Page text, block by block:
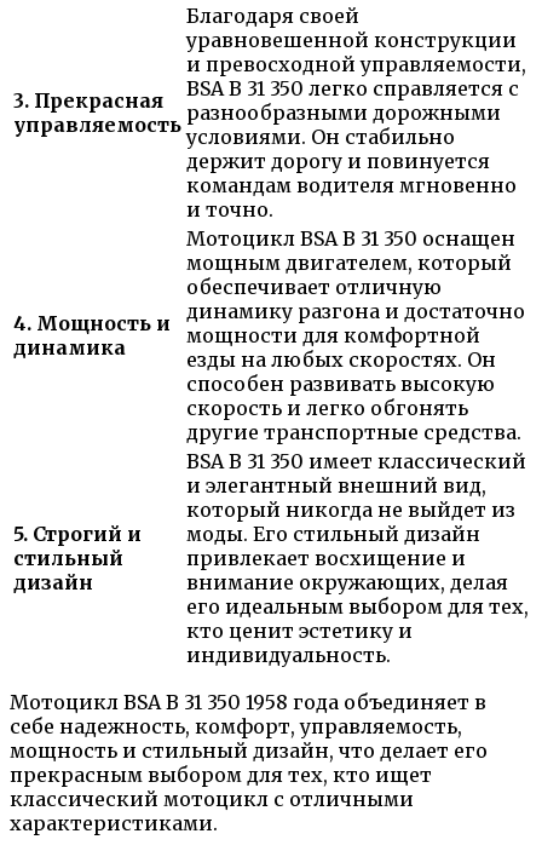
3. Прекрасная
управляемость
Благодаря своей
уравновешенной конструкции
и превосходной управляемости,
BSA B 31 350 легко справляется с
разнообразными дорожными
условиями. Он стабильно
держит дорогу и повинуется
командам водителя мгновенно
и точно.
4. Мощность и
динамика
Мотоцикл BSA B 31 350 оснащен
мощным двигателем, который
обеспечивает отличную
динамику разгона и достаточно
мощности для комфортной
езды на любых скоростях. Он
способен развивать высокую
скорость и легко обгонять
другие транспортные средства.
5. Строгий и
стильный
дизайн
BSA B 31 350 имеет классический
и элегантный внешний вид,
который никогда не выйдет из
моды. Его стильный дизайн
привлекает восхищение и
внимание окружающих, делая
его идеальным выбором для тех,
кто ценит эстетику и
индивидуальность.
Мотоцикл BSA B 31 350 1958 года объединяет в
себе надежность, комфорт, управляемость,
мощность и стильный дизайн, что делает его
прекрасным выбором для тех, кто ищет
классический мотоцикл с отличными
характеристиками.